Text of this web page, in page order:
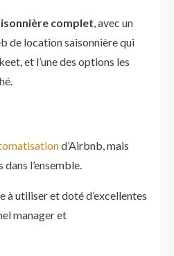
complet, avec un
de location saisonnière qui
et l’une des options les
d’Airbnb, mais
l’ensemble.
à utiliser et doté d’excellentes
manager et